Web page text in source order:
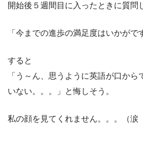
開始後５週間目に入ったときに質問
「今までの進歩の満足度はいかがで
すると
「う～ん、思うように英語が口から
いない。。。」と悔しそう。
私の顔を見てくれません。。。（涙